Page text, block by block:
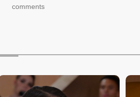
comments